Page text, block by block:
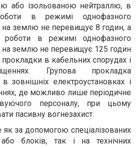
або ізольованою нейтраллю, в
в режимі однофазного
на землю не перевищує 8 годин, а
роботи в режимі однофазного
на землю не перевищує 125 годин
в кабельних спорудах і
Групова прокладка
зовнішніх електроустановках і
де можливо лише періодичне
персоналу, при цьому
пасивну вогнезахист.
за допомогою спеціалізованих
блоків, так і на технічних